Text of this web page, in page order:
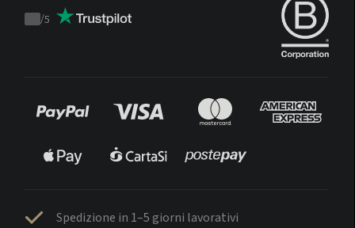
Trustpilot
/5
Spedizione in 1–5 giorni lavorativi